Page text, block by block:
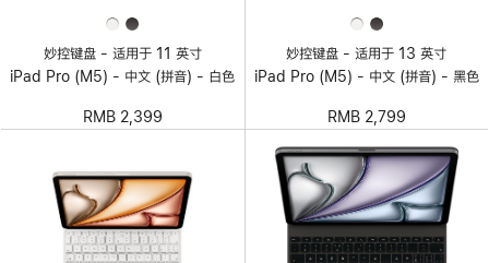
妙控键盘 - 适用于 11 英寸
iPad Pro (M5) - 中文 (拼音) - 白色
RMB 2,399
妙控键盘 - 适用于 13 英寸
iPad Pro (M5) - 中文 (拼音) - 黑色
RMB 2,799